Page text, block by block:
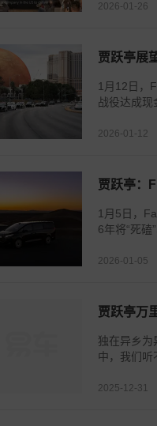
2026-01-26
贾跃亭展
1月12日，
战役达成现
2026-01-12
贾跃亭：
1月5日，
6年将“死
2026-01-05
贾跃亭万
独在异乡为
中，我们听
2025-12-31